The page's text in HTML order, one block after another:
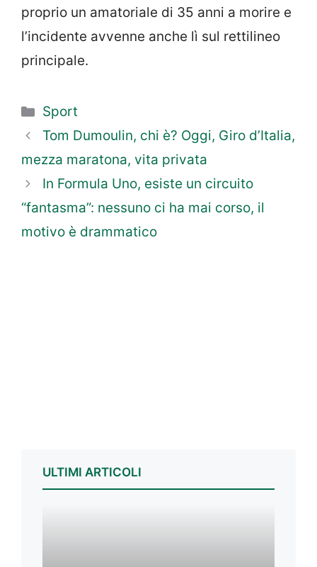
proprio un amatoriale di 35 anni a morire e
l’incidente avvenne anche lì sul rettilineo
principale.
Categorie
Sport
Tom Dumoulin, chi è? Oggi, Giro d’Italia,
mezza maratona, vita privata
In Formula Uno, esiste un circuito
“fantasma”: nessuno ci ha mai corso, il
motivo è drammatico
ULTIMI ARTICOLI